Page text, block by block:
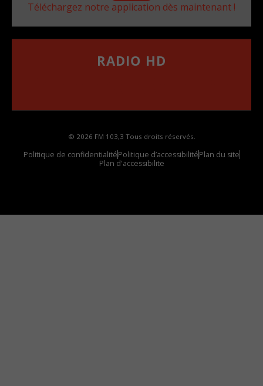
Téléchargez notre application dès maintenant !
RADIO HD
© 2026 FM 103,3 Tous droits réservés.
Politique de confidentialitéPolitique d’accessibilitéPlan du site
Plan d'accessibilite